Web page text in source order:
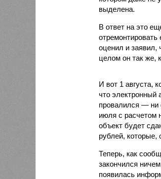
выделена.
В ответ на это
оценил и заявил,
целом он так же,
И вот 1 августа,
что электронный
провалился — ни
июля с расчетом
объект будет
рублей, которые,
Теперь, как
закончился
появилась